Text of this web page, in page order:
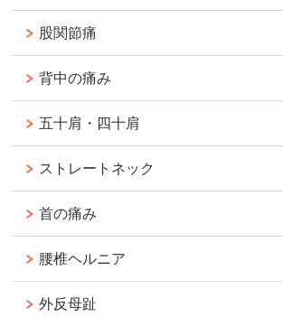
股関節痛
背中の痛み
五十肩・四十肩
ストレートネック
首の痛み
腰椎ヘルニア
外反母趾